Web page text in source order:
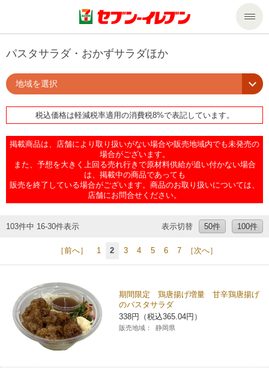
商品のご案内
商品のご案内トップ
今週の新商品
商品カテゴリ一覧
食の安全・安心への取組み
ギフト
プリペイドカード・金券
ニンテンドー・ダウンロードカード
セール・キャンペーン
サービス
nanacoトップ
マルチコピー機でできることトップ
コピー
プリント
便利なサービス
宅配便
切手・はがき・印紙
セブン銀行ATM
チケットサービス
セブンチケット
チケットぴあ
セブン‐イレブンでお受取り
タワーレコード
停電時のサービス停止のお知らせ
企業情報トップ
ニュースリリース
企業理念
会社概要
私たちの取組み
サステナビリティ
サステナビリティトップ
セブン＆アイ・ホールディングスの重点課題
サステナビリティ活動基本方針
加盟店オーナー募集 物件募集・購入
アルバイト情報
店舗検索
ネットショッピング
パスタサラダ・おかずサラダほか
地域を選択
税込価格は軽減税率適用の消費税8%で表記しています。
掲載商品は、店舗により取り扱いがない場合や販売地域内でも未発売の
場合がございます。
また、予想を大きく上回る売れ行きで原材料供給が追い付かない場合
は、掲載中の商品であっても
販売を終了している場合がございます。商品のお取り扱いについては、
店舗にお問合せください。
103件中 16-30件表示 表示切替 50件 100件
［前へ］ 1 2 3 4 5 6 7 ［次へ］
期間限定 鶏唐揚げ増量 甘辛鶏唐揚げ
のパスタサラダ
338円（税込365.04円）
販売地域： 静岡県